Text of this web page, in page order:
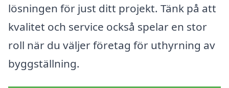
lösningen för just ditt projekt. Tänk på att
kvalitet och service också spelar en stor
roll när du väljer företag för uthyrning av
byggställning.